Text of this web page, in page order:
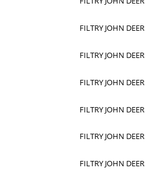
FILTRY JOHN
FILTRY JOHN
FILTRY JOHN
FILTRY JOHN
FILTRY JOHN
FILTRY JOHN